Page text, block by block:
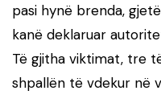
pasi hynë brenda,
kanë deklaruar
Të gjitha viktimat, tre
shpallën të vdekur në